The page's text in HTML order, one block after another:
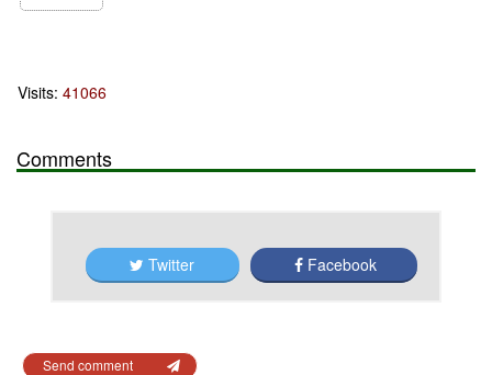
Visits: 41066
Comments
Twitter Facebook
Send comment